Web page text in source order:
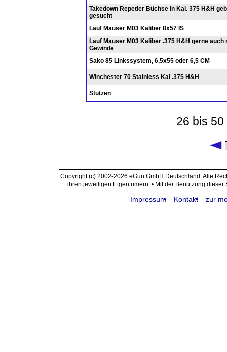
Takedown Repetier Büchse in Kal. 375 H&H
gesucht
Lauf Mauser M03 Kaliber 8x57 IS
Lauf Mauser M03 Kaliber .375 H&H gerne auch
Gewinde
Sako 85 Linkssystem, 6,5x55 oder 6,5 CM
Winchester 70 Stainless Kal .375 H&H
Stutzen
26 bis
Copyright (c) 2002-2026 eGun GmbH Deutschland. Alle
ihren jeweiligen Eigentümern. • Mit der Benutzung
Impressum Kontakt zur